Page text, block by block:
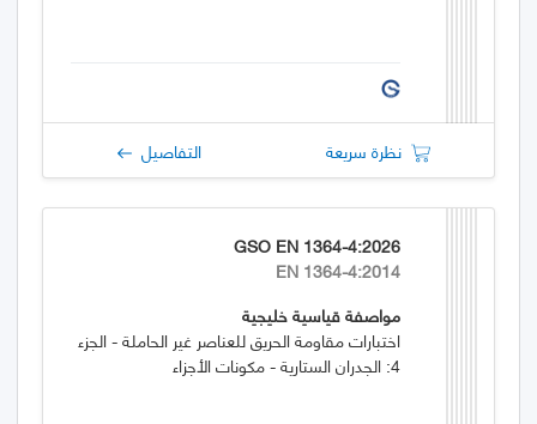
نظرة سريعة التفاصيل
GSO EN 1364-4:2026
EN 1364-4:2014
مواصفة قياسية خليجية
اختبارات مقاومة الحريق للعناصر غير الحاملة - الجزء
4: الجدران الستارية - مكونات الأجزاء